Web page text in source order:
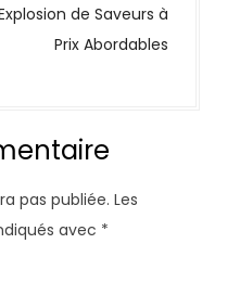
de Saveurs à
Prix Abordables
pas publiée. Les
avec *